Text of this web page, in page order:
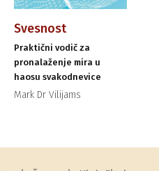
Svesnost
Praktični vodič za
pronalaženje mira u
haosu svakodnevice
Mark Dr Vilijams